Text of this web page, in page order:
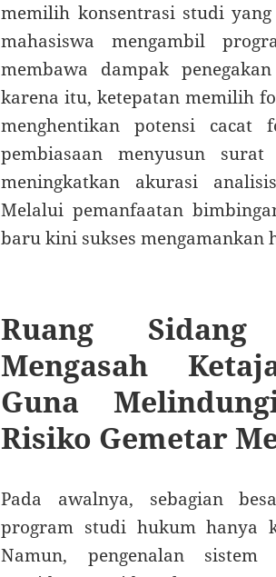
memilih konsentrasi studi
mahasiswa mengambil
membawa dampak
karena itu, ketepatan memilih
menghentikan potensi cacat
pembiasaan menyusun
meningkatkan akurasi
Melalui pemanfaatan
baru kini sukses mengamankan
Ruang
Mengasah
Guna
Risiko Gemetar
Pada awalnya, sebagian
program studi hukum hanya
Namun, pengenalan sistem